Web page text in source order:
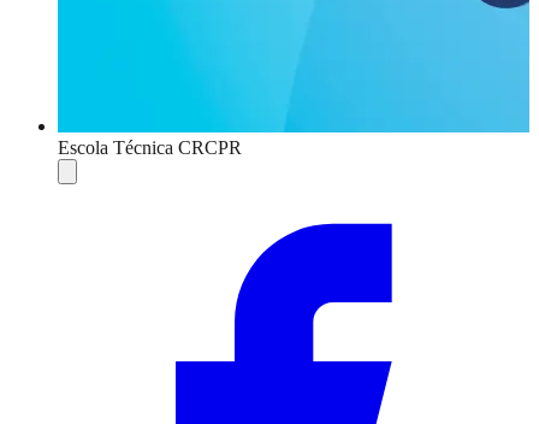
Escola Técnica CRCPR
Compartilhar